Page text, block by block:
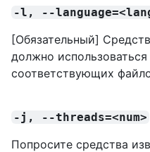
-l, --
[Обязательный]
должно
соответствующих
-j, --threads=<num>
Попросите средства